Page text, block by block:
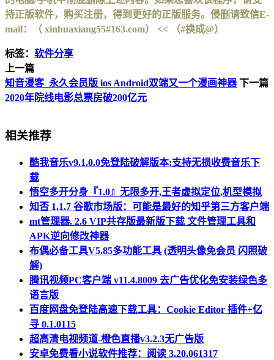
持正版软件，购买注册，得到更好的正版服务。侵删请致信E-
mail：（ xinhuaxiang55#163.com） << （#换成@）
标签： 软件分享
上一篇
知音漫客_永久会员版 ios Android双端又一个漫画神器 下一篇
2020年院线电影总票房破200亿元
相关推荐
酷我音乐v9.1.0.0免登陆破解版本:支持无损收费音乐下
载
悟空多开分身『1.0』无限多开,王者虚拟定位,机型模拟
知否 1.1.7 谷歌市场版：可能是最好的知乎第三方客户端
mt管理器. 2.6 VIP共存版最新版下载 文件管理工具和
APK逆向修改神器
布偶必备工具V5.85多功能工具 (透明头像免会员 闪照破
解)
腾讯视频PC客户端 v11.4.8009 去广告优化免安装绿色多
语言版
百度网盘免登陆高速下载工具：Cookie Editor 插件+亿
寻 0.1.0115
超高清电视频道-橙色直播v3.2.3无广告版
安卓免费看小说软件推荐：阅读 3.20.061317